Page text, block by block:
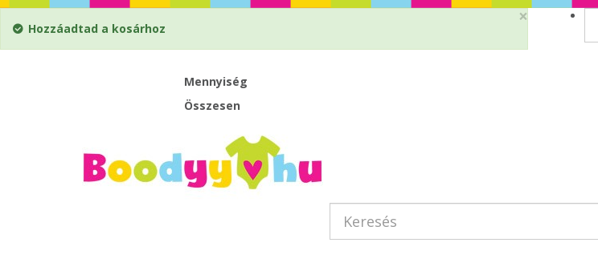
×
Hozzáadtad a kosárhoz
Mennyiség
Összesen